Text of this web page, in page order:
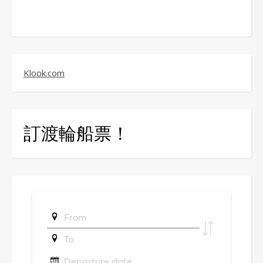
Klook.com
訂渡輪船票！